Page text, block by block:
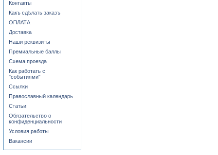
Контакты
Какъ сдѣлать заказъ
ОПЛАТА
Доставка
Наши реквизиты
Премиальные баллы
Схема проезда
Как работать с
"событиями"
Ссылки
Православный календарь
Статьи
Обязательство о
конфиденциальности
Условия работы
Вакансии